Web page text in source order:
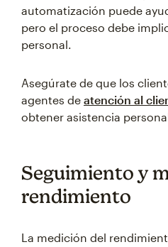
automatización puede
pero el proceso debe
personal.
Asegúrate de que los
agentes de atención al
obtener asistencia
Seguimiento y
rendimiento
La medición del